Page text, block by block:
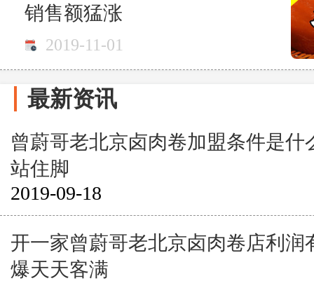
销售额猛涨
2019-11-01
最新资讯
曾蔚哥老北京卤肉卷加盟条件是什
站住脚
2019-09-18
开一家曾蔚哥老北京卤肉卷店利润
爆天天客满